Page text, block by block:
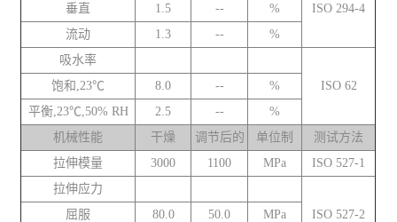
ISO 294-4
垂直 1.5 --
%
流动
1.3 --
%
吸水率
ISO 62
饱和,23℃ 8.0 --
%
平衡,23℃,50% RH
2.5 --
%
机械性能
干燥 调节后的 单位制
测试方法
拉伸模量
3000 1100 MPa
ISO 527-1
拉伸应力
ISO 527-2
屈服 80.0 50.0
MPa